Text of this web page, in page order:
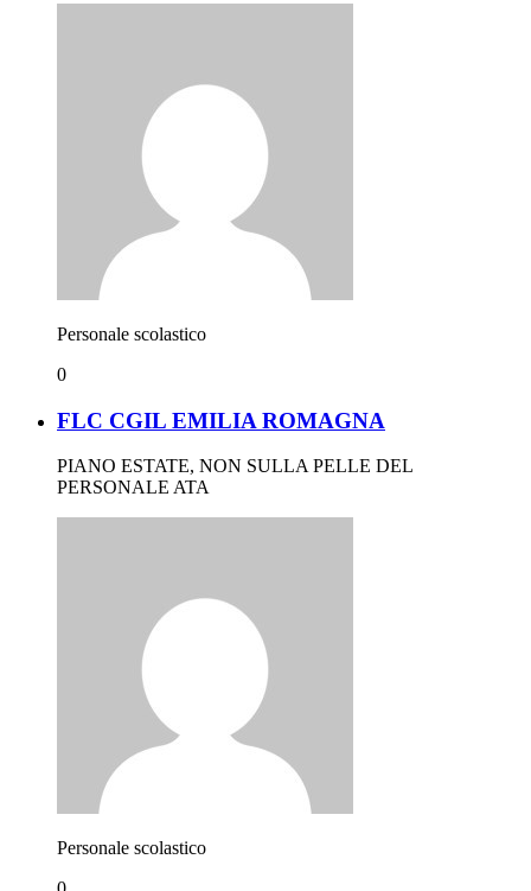
Personale scolastico
0
FLC CGIL EMILIA ROMAGNA
PIANO ESTATE, NON SULLA PELLE DEL
PERSONALE ATA
Personale scolastico